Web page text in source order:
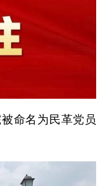
命名为民革党员